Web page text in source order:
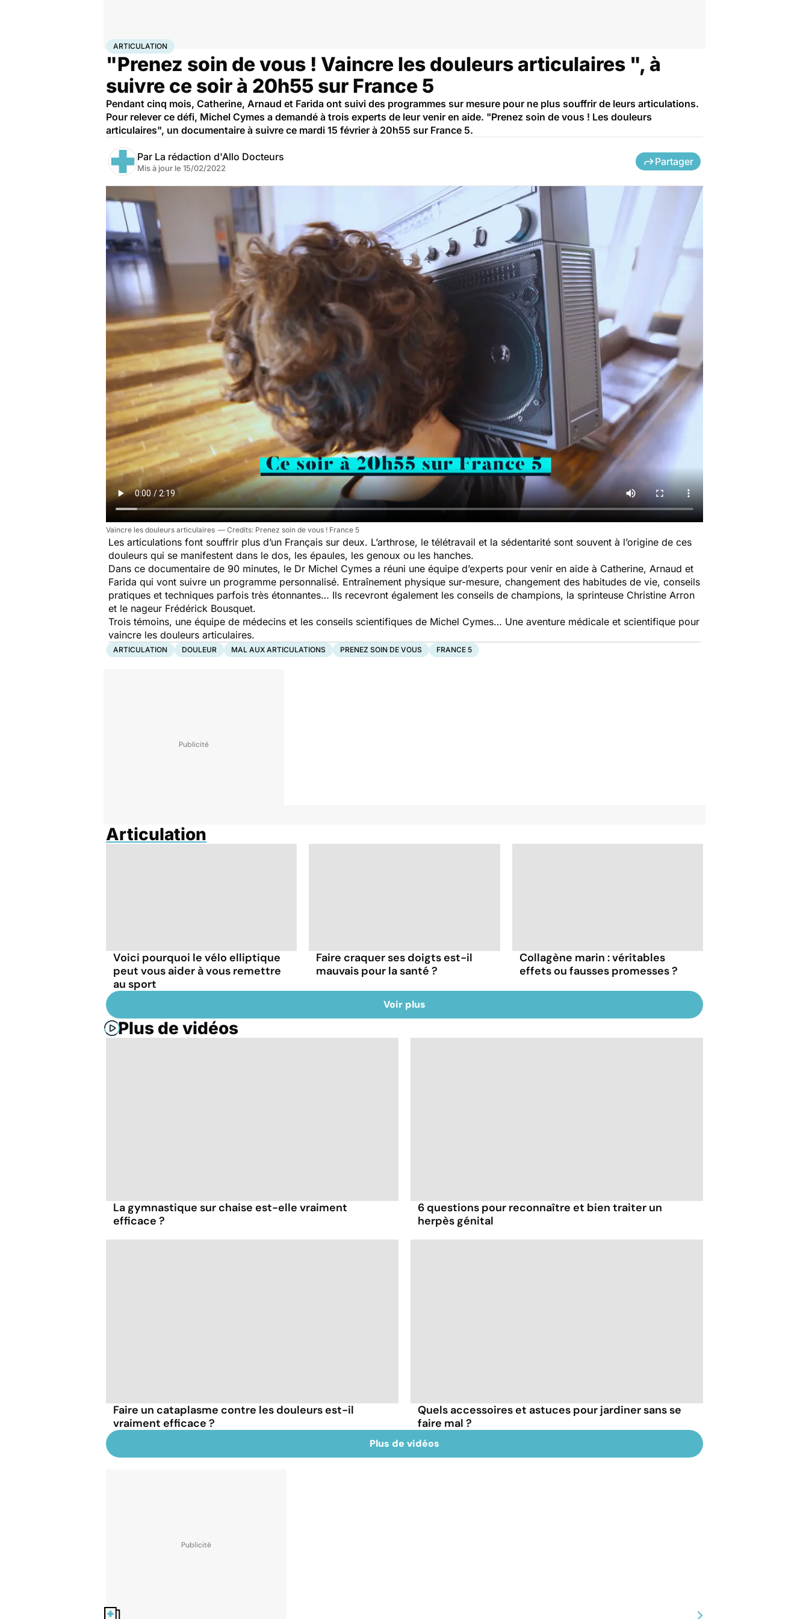
AccueilSantéArticulation
ARTICULATION
"Prenez soin de vous ! Vaincre les douleurs articulaires ", à
suivre ce soir à 20h55 sur France 5
Pendant cinq mois, Catherine, Arnaud et Farida ont suivi des programmes sur mesure pour ne plus souffrir de leurs articulations.
Pour relever ce défi, Michel Cymes a demandé à trois experts de leur venir en aide. "Prenez soin de vous ! Les douleurs
articulaires", un documentaire à suivre ce mardi 15 février à 20h55 sur France 5.
Par La rédaction d'Allo Docteurs
Mis à jour le 15/02/2022
Partager
Vaincre les douleurs articulaires Prenez soin de vous ! France 5
Les articulations font souffrir plus d’un Français sur deux. L’arthrose, le télétravail et la sédentarité sont souvent à l’origine de ces
douleurs qui se manifestent dans le dos, les épaules, les genoux ou les hanches.
Dans ce documentaire de 90 minutes, le Dr Michel Cymes a réuni une équipe d’experts pour venir en aide à Catherine, Arnaud et
Farida qui vont suivre un programme personnalisé. Entraînement physique sur-mesure, changement des habitudes de vie, conseils
pratiques et techniques parfois très étonnantes… Ils recevront également les conseils de champions, la sprinteuse Christine Arron
et le nageur Frédérick Bousquet.
Trois témoins, une équipe de médecins et les conseils scientifiques de Michel Cymes… Une aventure médicale et scientifique pour
vaincre les douleurs articulaires.
ARTICULATION DOULEUR MAL AUX ARTICULATIONS PRENEZ SOIN DE VOUS FRANCE 5
Articulation
Voici pourquoi le vélo elliptique
peut vous aider à vous remettre
au sport
Faire craquer ses doigts est-il
mauvais pour la santé ?
Collagène marin : véritables
effets ou fausses promesses ?
Voir plus
Plus de vidéos
La gymnastique sur chaise est-elle vraiment
efficace ?
6 questions pour reconnaître et bien traiter un
herpès génital
Faire un cataplasme contre les douleurs est-il
vraiment efficace ?
Quels accessoires et astuces pour jardiner sans se
faire mal ?
Plus de vidéos